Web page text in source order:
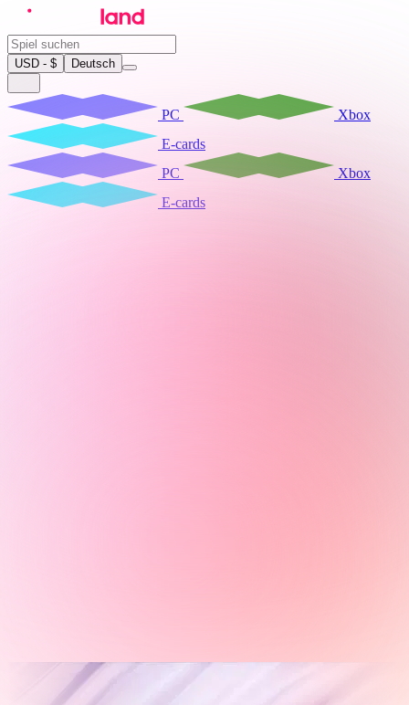
USD - $ Deutsch
PC
Xbox
E-cards
PC
Xbox
E-cards